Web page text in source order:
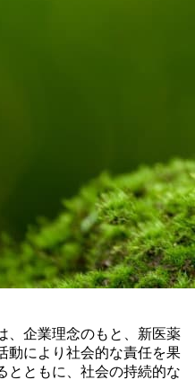
、企業理念のもと、新医薬
動により社会的な責任を果
とともに、社会の持続的な